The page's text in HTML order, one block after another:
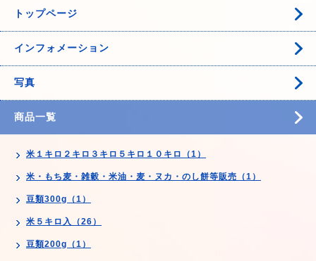
トップページ
インフォメーション
写真
商品一覧
米１キロ２キロ３キロ５キロ１０キロ（1）
米・もち麦・雑穀・米油・麦・ヌカ・のし餅等販売（1）
豆類300g（1）
米５キロ入（26）
豆類200g（1）